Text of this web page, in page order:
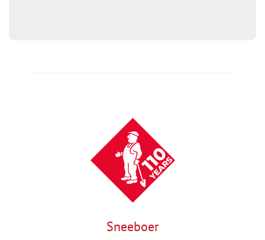
Sneeboer